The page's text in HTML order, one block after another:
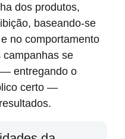
dos produtos,
baseando-se
no comportamento
campanhas se
entregando o
certo —